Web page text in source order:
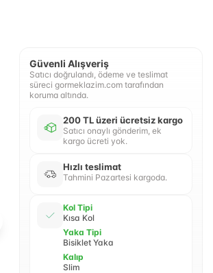
Güvenli Alışveriş
Satıcı doğrulandı, ödeme ve teslimat
süreci gormeklazim.com tarafından
koruma altında.
200 TL üzeri ücretsiz kargo
Satıcı onaylı gönderim, ek
kargo ücreti yok.
Hızlı teslimat
Tahmini Pazartesi kargoda.
Kol Tipi
Kısa Kol
Yaka Tipi
Bisiklet Yaka
Kalıp
Slim